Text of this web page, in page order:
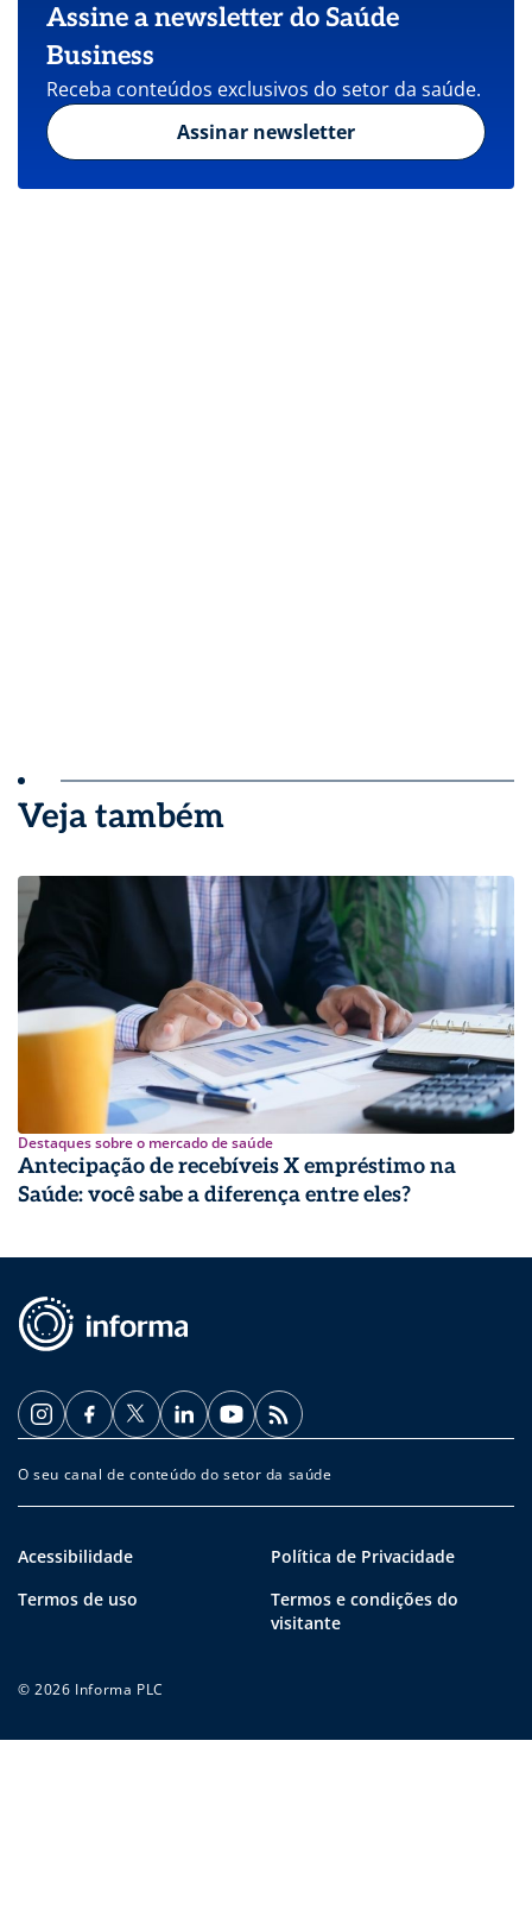
Assine a newsletter do Saúde
Business
Receba conteúdos exclusivos do setor da saúde.
Assinar newsletter
Veja também
Destaques sobre o mercado de saúde
Antecipação de recebíveis X empréstimo na
Saúde: você sabe a diferença entre eles?
O seu canal de conteúdo do setor da saúde
Acessibilidade
Política de Privacidade
Termos de uso
Termos e condições do
visitante
© 2026 Informa PLC